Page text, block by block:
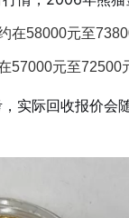
约在58000元至
57000元至72500
实际回收报价